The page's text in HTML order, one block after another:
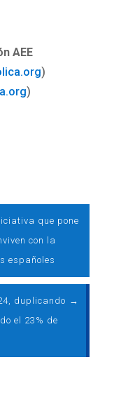
AEE
)
)
que pone
con la
españoles
duplicando
el 23% de
→